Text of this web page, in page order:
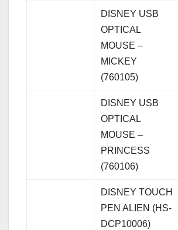
DISNEY USB
OPTICAL
MOUSE –
MICKEY
(760105)
DISNEY USB
OPTICAL
MOUSE –
PRINCESS
(760106)
DISNEY TOUCH
PEN ALIEN (HS-
DCP10006)